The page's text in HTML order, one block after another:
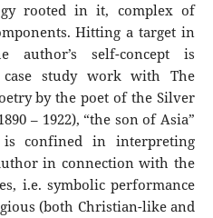
rooted in it, complex of
Hitting a target in
self-concept is
study work with The
by the poet of the Silver
– 1922), “the son of Asia”
confined in interpreting
in connection with the
i.e. symbolic performance
(both Christian-like and